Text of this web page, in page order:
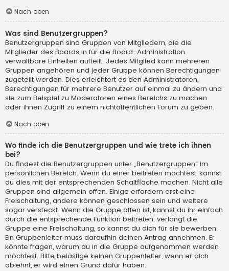
Nach oben
Was sind Benutzergruppen?
Benutzergruppen sind Gruppen von Mitgliedern, die die
Mitglieder des Boards in für die Board-Administration
verwaltbare Einheiten aufteilt. Jedes Mitglied kann mehreren
Gruppen angehören und jeder Gruppe können Berechtigungen
zugeteilt werden. Dies erleichtert es den Administratoren,
Berechtigungen für mehrere Benutzer auf einmal zu ändern und
sie zum Beispiel zu Moderatoren eines Bereichs zu machen
oder ihnen Zugriff zu einem nichtöffentlichen Forum zu geben.
Nach oben
Wo finde ich die Benutzergruppen und wie trete ich ihnen
bei?
Du findest die Benutzergruppen unter „Benutzergruppen“ im
persönlichen Bereich. Wenn du einer beitreten möchtest, kannst
du dies mit der entsprechenden Schaltfläche machen. Nicht alle
Gruppen sind allgemein offen. Einige erfordern erst eine
Freischaltung, andere können geschlossen sein und weitere
sogar versteckt. Wenn die Gruppe offen ist, kannst du ihr einfach
durch die entsprechende Funktion beitreten; verlangt die
Gruppe eine Freischaltung, so kannst du dich für sie bewerben.
Ein Gruppenleiter muss daraufhin deinen Antrag annehmen. Er
könnte fragen, warum du in die Gruppe aufgenommen werden
möchtest. Bitte belästige keinen Gruppenleiter, wenn er dich
ablehnt, er wird einen Grund dafür haben.